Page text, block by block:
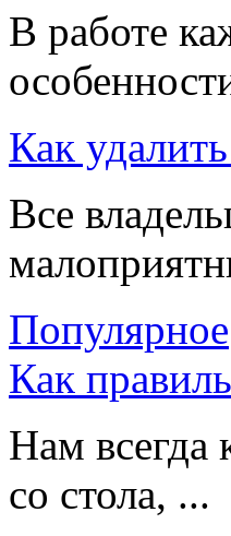
В работе
Как
Все
Популярное
Как
Нам всегда
со стола, ...